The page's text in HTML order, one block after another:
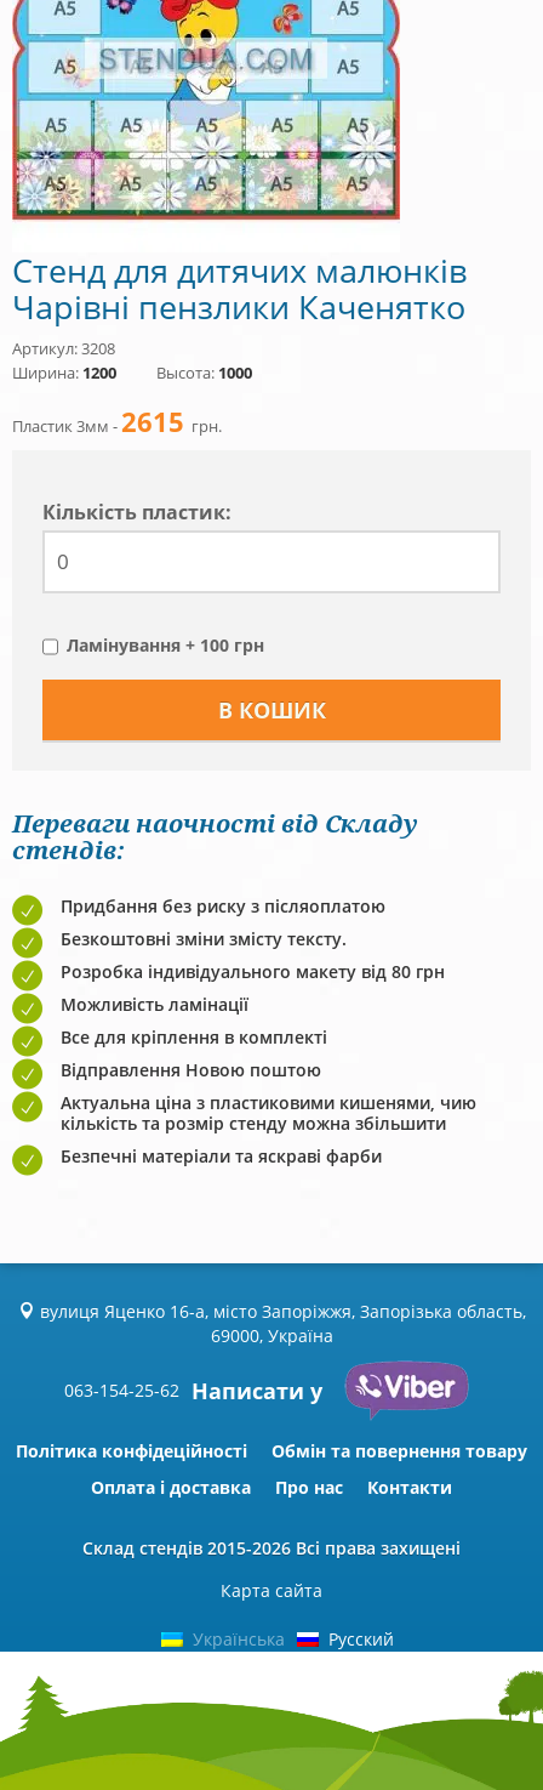
Стенд для дитячих малюнків
Чарівні пензлики Каченятко
Артикул: 3208
Ширина: 1200 Высота: 1000
Пластик 3мм -2615 грн.
Кiлькiсть пластик:
Ламінування + 100 грн
Переваги наочності від Складу
стендів:
Придбання без риску з післяоплатою
Безкоштовні зміни змісту тексту.
Розробка індивідуального макету від 80 грн
Можливість ламінації
Все для кріплення в комплекті
Відправлення Новою поштою
Актуальна ціна з пластиковими кишенями, чию
кількість та розмір стенду можна збільшити
Безпечні матеріали та яскраві фарби
вулиця Яценко 16-а, місто Запоріжжя, Запорізька область,
69000, Україна
063-154-25-62 Написати у
Політика конфідеційності
Обмін та повернення товару
Оплата і доставка
Про нас Контакти
Склад стендів 2015-2026 Всі права захищені
Карта сайта
Українська Русский